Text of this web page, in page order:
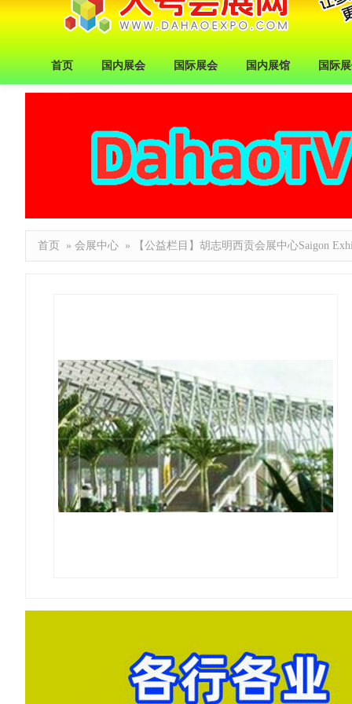
首页 国内展会 国际展会 国内展馆 国际
首页 » 会展中心 » 【公益栏目】胡志明西贡会展中心Saigon